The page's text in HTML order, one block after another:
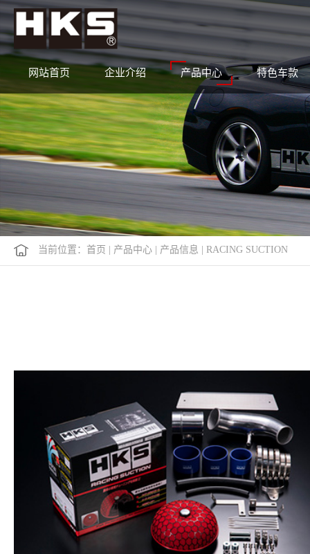
网站首页 企业介绍 产品中心 特色车款
当前位置： 首页 产品中心 产品信息 RACING SUCTION